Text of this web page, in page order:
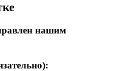
нашим